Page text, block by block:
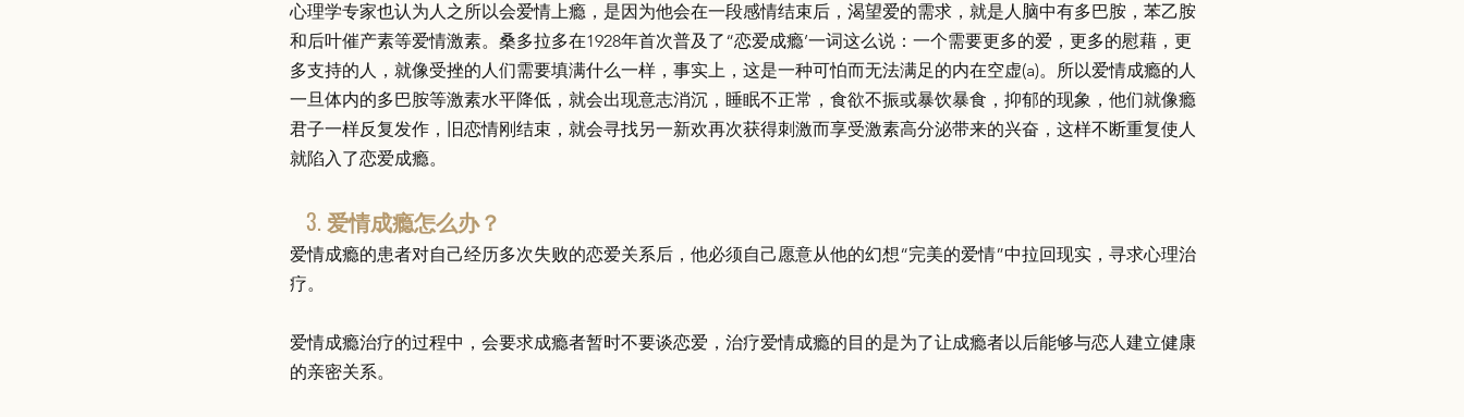
心理学专家也认为人之所以会爱情上瘾，是因为他会在一段感情结束后，渴望爱的需求，就是人脑中有多巴胺，苯乙胺
和后叶催产素等爱情激素。桑多拉多在1928年首次普及了“恋爱成瘾’一词这么说：一个需要更多的爱，更多的慰藉，更
多支持的人，就像受挫的人们需要填满什么一样，事实上，这是一种可怕而无法满足的内在空虚(a)。所以爱情成瘾的人
一旦体内的多巴胺等激素水平降低，就会出现意志消沉，睡眠不正常，食欲不振或暴饮暴食，抑郁的现象，他们就像瘾
君子一样反复发作，旧恋情刚结束，就会寻找另一新欢再次获得刺激而享受激素高分泌带来的兴奋，这样不断重复使人
就陷入了恋爱成瘾。
3. 爱情成瘾怎么办？
爱情成瘾的患者对自己经历多次失败的恋爱关系后，他必须自己愿意从他的幻想“完美的爱情”中拉回现实，寻求心理治
疗。
爱情成瘾治疗的过程中，会要求成瘾者暂时不要谈恋爱，治疗爱情成瘾的目的是为了让成瘾者以后能够与恋人建立健康
的亲密关系。